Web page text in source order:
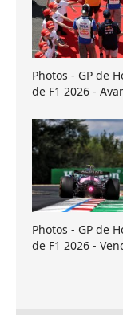
Photos - GP de
de F1 2026 -
Photos - GP de
de F1 2026 -